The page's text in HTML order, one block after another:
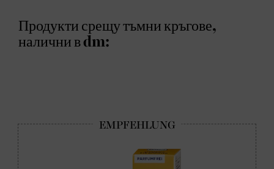
Продукти срещу тъмни кръгове,
налични в dm: